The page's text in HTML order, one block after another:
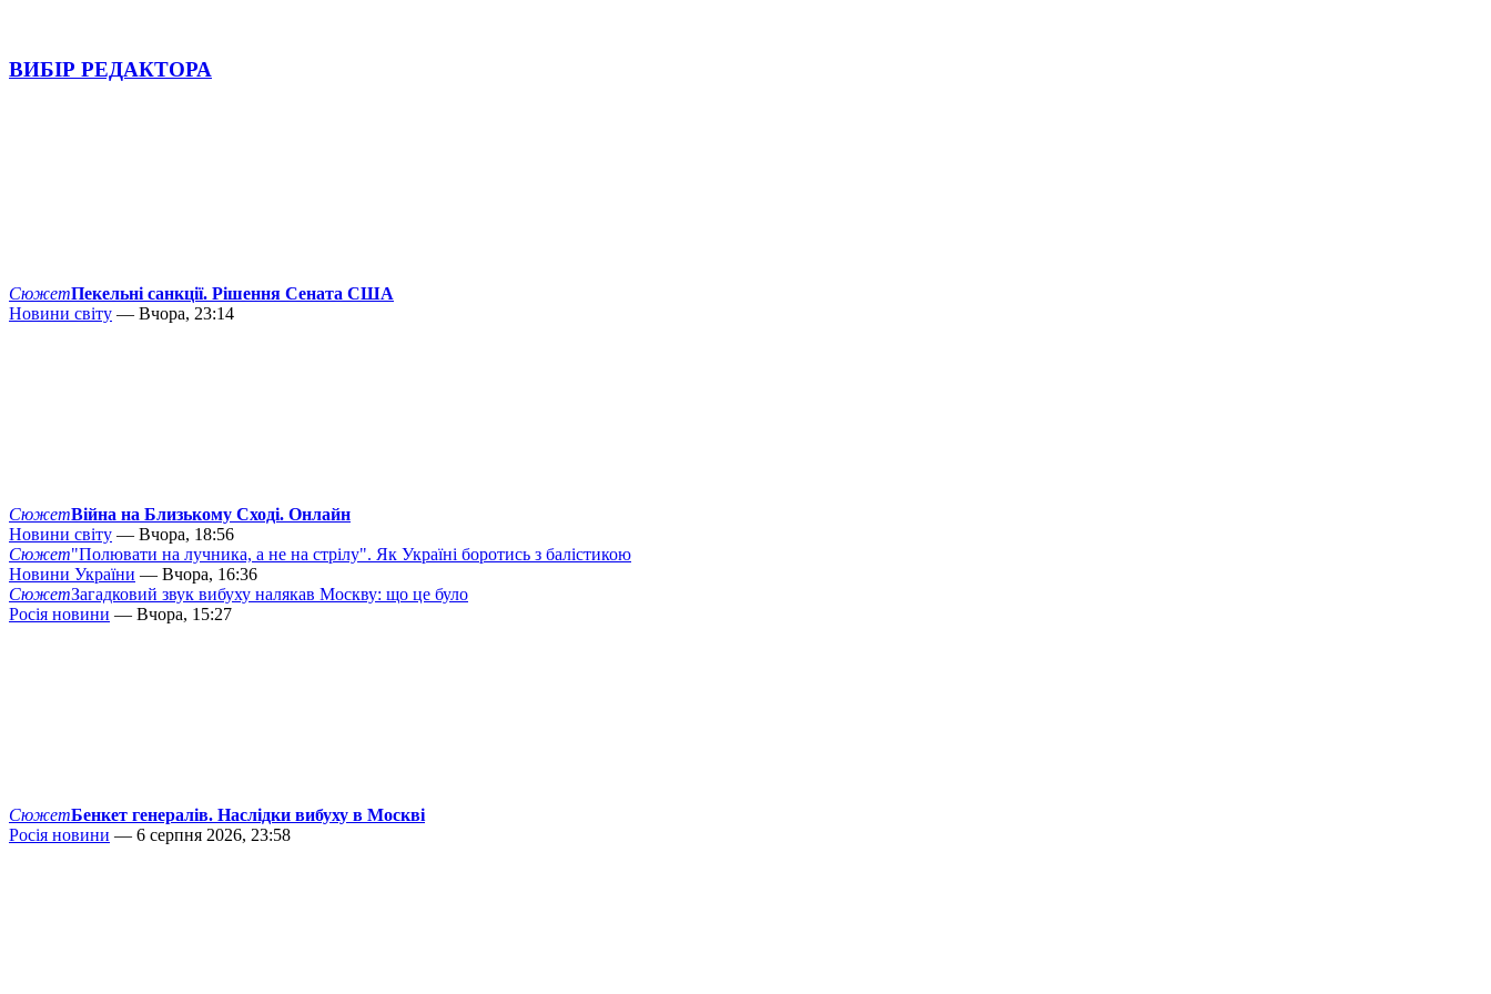
ВИБІР РЕДАКТОРА
СюжетПекельні санкції. Рішення Сената США
Новини світу — Вчора, 23:14
СюжетВійна на Близькому Сході. Онлайн
Новини світу — Вчора, 18:56
Сюжет"Полювати на лучника, а не на стрілу". Як Україні боротись з балістикою
Новини України — Вчора, 16:36
СюжетЗагадковий звук вибуху налякав Москву: що це було
Росія новини — Вчора, 15:27
СюжетБенкет генералів. Наслідки вибуху в Москві
Росія новини — 6 серпня 2026, 23:58